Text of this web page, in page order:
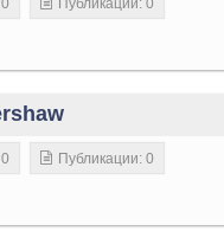
Публикации: 0
Публикации: 0